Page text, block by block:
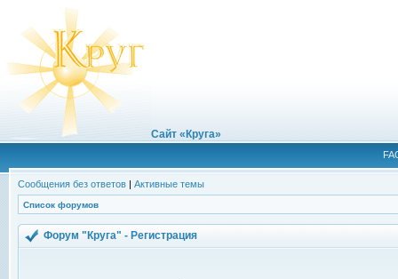
Сайт «Круга»
Сообщения без ответов | Активные темы
Список форумов
Форум "Круга" - Регистрация